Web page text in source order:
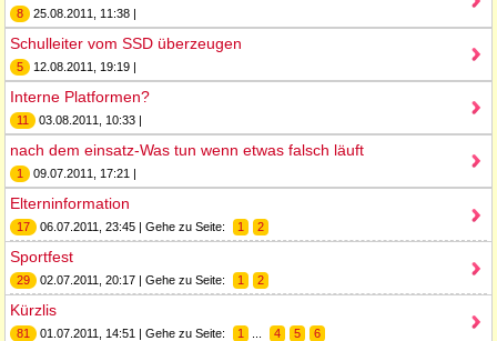
8 25.08.2011, 11:38 |
Schulleiter vom SSD überzeugen
5 12.08.2011, 19:19 |
Interne Platformen?
11 03.08.2011, 10:33 |
nach dem einsatz-Was tun wenn etwas falsch läuft
1 09.07.2011, 17:21 |
Elterninformation
17 06.07.2011, 23:45 | Gehe zu Seite: 1 2
Sportfest
29 02.07.2011, 20:17 | Gehe zu Seite: 1 2
Kürzlis
81 01.07.2011, 14:51 | Gehe zu Seite: 1 4 5 6